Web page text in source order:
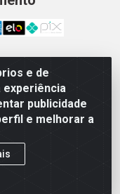
e de
publicidade
e melhorar a
- Rua Maximiano
- CEP 60.863-260
11